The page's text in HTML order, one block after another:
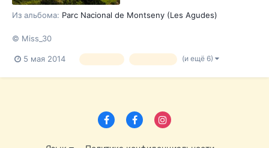
Из альбома: Parc Nacional de Montseny (Les Agudes)
© Miss_30
5 мая 2014 (и ещё 6)